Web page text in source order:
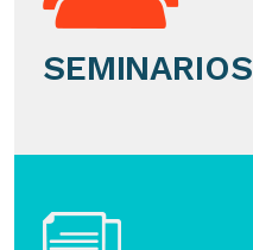
SEMINARIOS